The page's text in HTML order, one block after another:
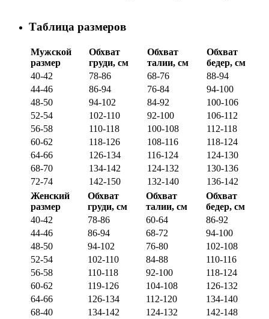
Таблица размеров
Мужской
размер
Обхват
груди, см
Обхват
талии, см
Обхват
бедер, см
40-42
78-86 68-76
88-94
44-46
86-94 76-84
94-100
48-50
94-102 84-92
100-106
52-54
102-110 92-100
106-112
56-58
110-118 100-108
112-118
60-62
118-126 108-116
118-124
64-66
126-134 116-124
124-130
68-70
134-142 124-132
130-136
72-74
142-150 132-140
136-142
Женский
размер
Обхват
груди, см
Обхват
талии, см
Обхват
бедер, см
40-42
78-86 60-64
86-92
44-46
86-94 68-72
94-100
48-50
94-102 76-80
102-108
52-54
102-110 84-88
110-116
56-58
110-118 92-100
118-124
60-62
119-126 104-108
126-132
64-66
126-134 112-120
134-140
68-40
134-142 124-132
142-148